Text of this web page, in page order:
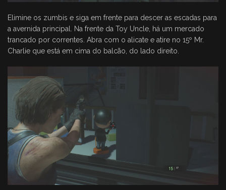
Elimine os zumbis e siga em frente para descer as escadas para
a avernida principal. Na frente da Toy Uncle, há um mercado
trancado por correntes. Abra com o alicate e atire no 15º Mr.
Charlie que está em cima do balcão, do lado direito.